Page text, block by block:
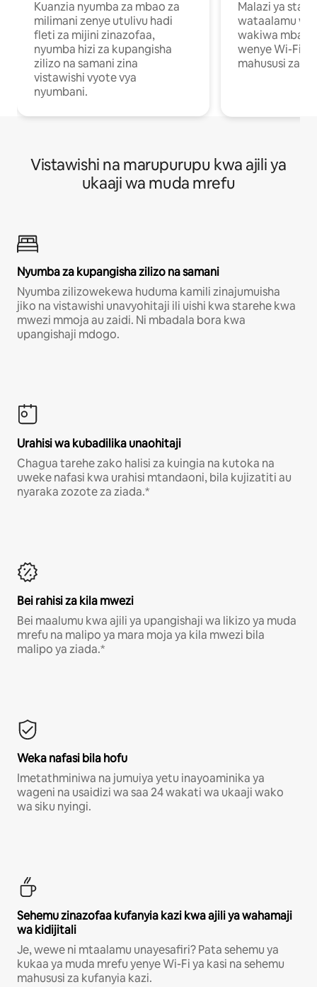
Kuanzia nyumba za mbao za
milimani zenye utulivu hadi
fleti za mijini zinazofaa,
nyumba hizi za kupangisha
zilizo na samani zina
vistawishi vyote vya
nyumbani.
Malazi ya
wataalamu
wakiwa mbali
wenye Wi-Fi
mahususi za
Vistawishi na marupurupu kwa ajili ya
ukaaji wa muda mrefu
Nyumba za kupangisha zilizo na samani
Nyumba zilizowekewa huduma kamili zinajumuisha
jiko na vistawishi unavyohitaji ili uishi kwa starehe kwa
mwezi mmoja au zaidi. Ni mbadala bora kwa
upangishaji mdogo.
Urahisi wa kubadilika unaohitaji
Chagua tarehe zako halisi za kuingia na kutoka na
uweke nafasi kwa urahisi mtandaoni, bila kujizatiti au
nyaraka zozote za ziada.*
Bei rahisi za kila mwezi
Bei maalumu kwa ajili ya upangishaji wa likizo ya muda
mrefu na malipo ya mara moja ya kila mwezi bila
malipo ya ziada.*
Weka nafasi bila hofu
Imetathminiwa na jumuiya yetu inayoaminika ya
wageni na usaidizi wa saa 24 wakati wa ukaaji wako
wa siku nyingi.
Sehemu zinazofaa kufanyia kazi kwa ajili ya wahamaji
wa kidijitali
Je, wewe ni mtaalamu unayesafiri? Pata sehemu ya
kukaa ya muda mrefu yenye Wi-Fi ya kasi na sehemu
mahususi za kufanyia kazi.